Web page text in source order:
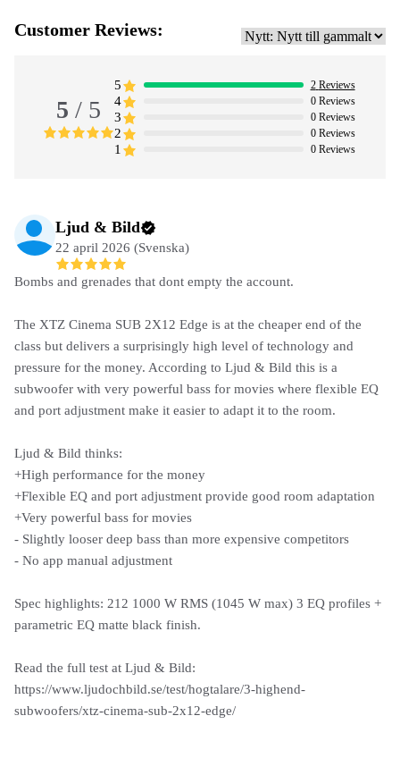
Customer Reviews:
5 / 5
5 2 Reviews
4 0 Reviews
3 0 Reviews
2 0 Reviews
1 0 Reviews
Ljud & Bild
22 april 2026 (Svenska)
Bombs and grenades that dont empty the account.
The XTZ Cinema SUB 2X12 Edge is at the cheaper end of the
class but delivers a surprisingly high level of technology and
pressure for the money. According to Ljud & Bild this is a
subwoofer with very powerful bass for movies where flexible EQ
and port adjustment make it easier to adapt it to the room.
Ljud & Bild thinks:
+High performance for the money
+Flexible EQ and port adjustment provide good room adaptation
+Very powerful bass for movies
- Slightly looser deep bass than more expensive competitors
- No app manual adjustment
Spec highlights: 212 1000 W RMS (1045 W max) 3 EQ profiles +
parametric EQ matte black finish.
Read the full test at Ljud & Bild:
https://www.ljudochbild.se/test/hogtalare/3-highend-
subwoofers/xtz-cinema-sub-2x12-edge/